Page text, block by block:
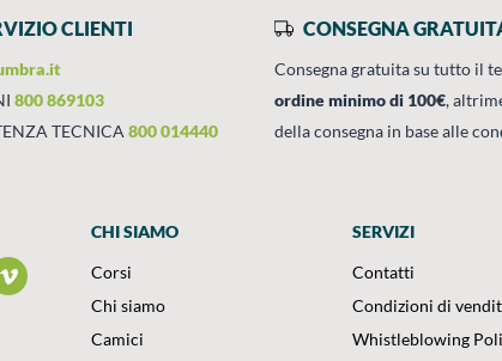
CLIENTI
800 869103
TECNICA 800 014440
CONSEGNA
Consegna gratuita su tutto il
ordine minimo di 100€,
della consegna in base alle
CHI SIAMO
Corsi
Chi siamo
Camici
SERVIZI
Contatti
Condizioni di
Whistleblowing